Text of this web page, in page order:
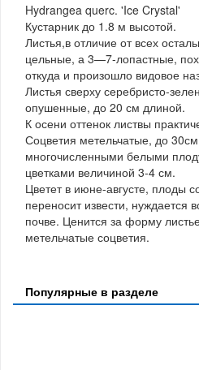
Hydrangea querc. 'Ice Crystal'
Кустарник до 1.8 м высотой.
Листья,в отличие от всех
цельные, а 3—7-лопастные,
откуда и произошло видовое
Листья сверху серебристо-
опушенные, до 20 см длиной.
К осени оттенок листвы
Соцветия метельчатые, до
многочисленными белыми
цветками величиной 3-4 см.
Цветет в июне-августе, плоды
переносит извести, нуждается
почве. Ценится за форму
метельчатые соцветия.
Популярные в разделе